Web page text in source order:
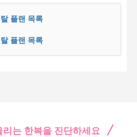
플랜 목록
플랜 목록
리는 한복을 진단하세요